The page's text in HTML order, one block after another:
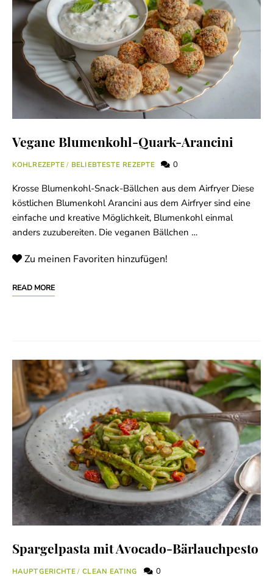
Vegane Blumenkohl-Quark-Arancini
KOHLREZEPTE / BELIEBTESTE REZEPTE 0
Krosse Blumenkohl-Snack-Bällchen aus dem Airfryer Diese
köstlichen Blumenkohl Arancini aus dem Airfryer sind eine
einfache und kreative Möglichkeit, Blumenkohl einmal
anders zuzubereiten. Die veganen Bällchen …
Zu meinen Favoriten hinzufügen!
READ MORE
Spargelpasta mit Avocado-Bärlauchpesto
HAUPTGERICHTE / CLEAN EATING 0